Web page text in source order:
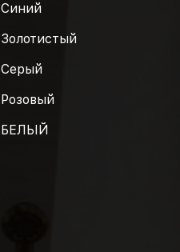
Синий
Золотистый
Серый
Розовый
БЕЛЫЙ